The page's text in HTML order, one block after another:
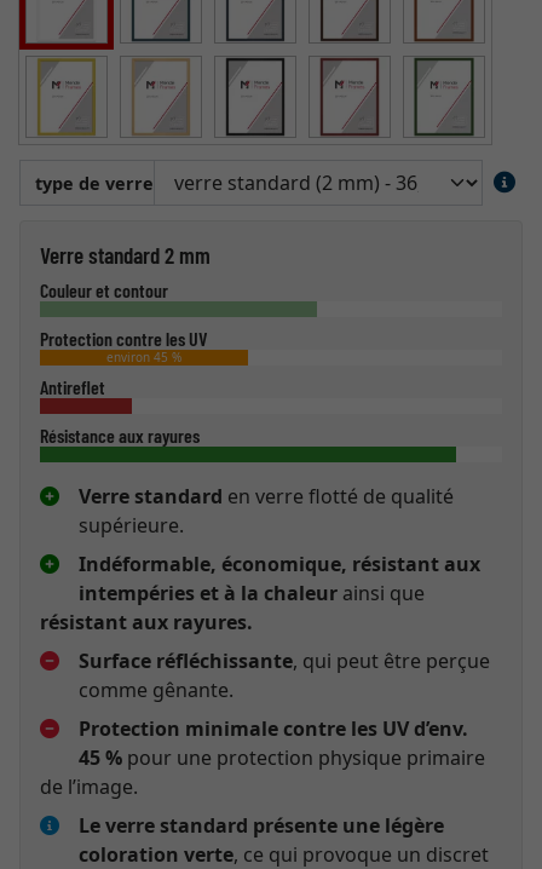
type de verre
Verre standard 2 mm
Couleur et contour
Protection contre les UV
environ 45 %
Antireflet
Résistance aux rayures
Verre standard en verre flotté de qualité
supérieure.
Indéformable, économique, résistant aux
intempéries et à la chaleur ainsi que
résistant aux rayures.
Surface réfléchissante, qui peut être perçue
comme gênante.
Protection minimale contre les UV d’env.
45 % pour une protection physique primaire
de l’image.
Le verre standard présente une légère
coloration verte, ce qui provoque un discret